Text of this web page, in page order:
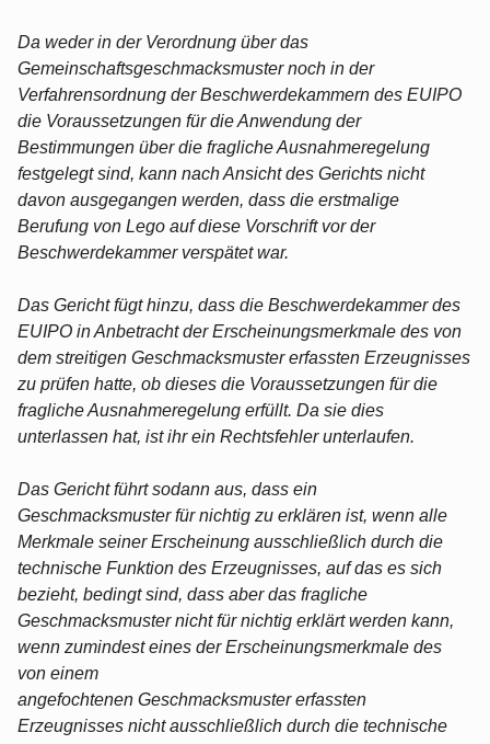
Da weder in der Verordnung über das
Gemeinschaftsgeschmacksmuster noch in der
Verfahrensordnung der Beschwerdekammern des EUIPO
die Voraussetzungen für die Anwendung der
Bestimmungen über die fragliche Ausnahmeregelung
festgelegt sind, kann nach Ansicht des Gerichts nicht
davon ausgegangen werden, dass die erstmalige
Berufung von Lego auf diese Vorschrift vor der
Beschwerdekammer verspätet war.
Das Gericht fügt hinzu, dass die Beschwerdekammer des
EUIPO in Anbetracht der Erscheinungsmerkmale des von
dem streitigen Geschmacksmuster erfassten Erzeugnisses
zu prüfen hatte, ob dieses die Voraussetzungen für die
fragliche Ausnahmeregelung erfüllt. Da sie dies
unterlassen hat, ist ihr ein Rechtsfehler unterlaufen.
Das Gericht führt sodann aus, dass ein
Geschmacksmuster für nichtig zu erklären ist, wenn alle
Merkmale seiner Erscheinung ausschließlich durch die
technische Funktion des Erzeugnisses, auf das es sich
bezieht, bedingt sind, dass aber das fragliche
Geschmacksmuster nicht für nichtig erklärt werden kann,
wenn zumindest eines der Erscheinungsmerkmale des
von einem
angefochtenen Geschmacksmuster erfassten
Erzeugnisses nicht ausschließlich durch die technische